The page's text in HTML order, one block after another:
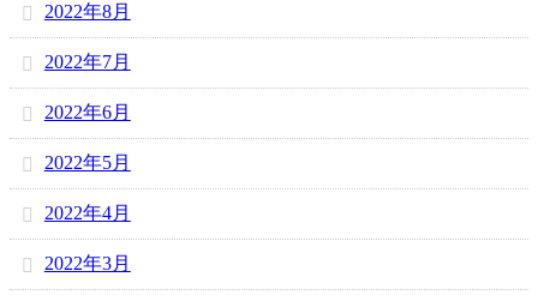
2022年8月
2022年7月
2022年6月
2022年5月
2022年4月
2022年3月